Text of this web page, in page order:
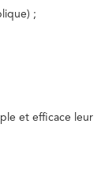
;
et efficace leur